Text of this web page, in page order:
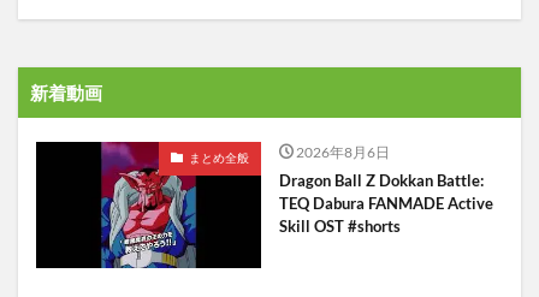
新着動画
まとめ全般 2026年8月6日
Dragon Ball Z Dokkan Battle:
TEQ Dabura FANMADE Active
Skill OST #shorts